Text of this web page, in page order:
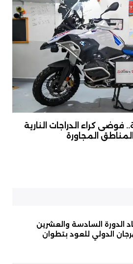
فوضى كراء الدراجات النارية
المجاورة
الدورة السادسة والعشرين
الدولي للعود بتطوان